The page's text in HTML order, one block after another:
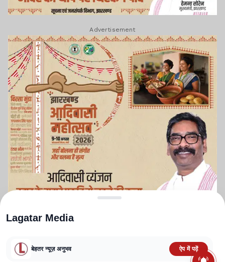
Advertisement
Lagatar Media
बेहतर न्यूज़ अनुभव ऐप में पढ़ें